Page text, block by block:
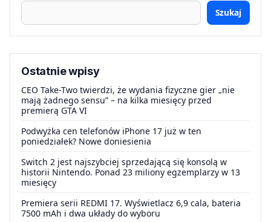
Szukaj
Ostatnie wpisy
CEO Take-Two twierdzi, że wydania fizyczne gier „nie
mają żadnego sensu” – na kilka miesięcy przed
premierą GTA VI
Podwyżka cen telefonów iPhone 17 już w ten
poniedziałek? Nowe doniesienia
Switch 2 jest najszybciej sprzedającą się konsolą w
historii Nintendo. Ponad 23 miliony egzemplarzy w 13
miesięcy
Premiera serii REDMI 17. Wyświetlacz 6,9 cala, bateria
7500 mAh i dwa układy do wyboru